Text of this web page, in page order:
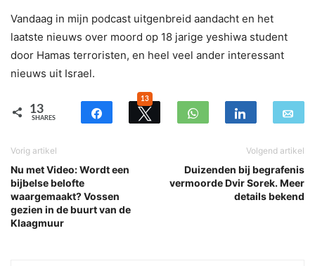
Vandaag in mijn podcast uitgenbreid aandacht en het
laatste nieuws over moord op 18 jarige yeshiwa student
door Hamas terroristen, en heel veel ander interessant
nieuws uit Israel.
13
SHARES
13
Vorig artikel
Nu met Video: Wordt een
bijbelse belofte
waargemaakt? Vossen
gezien in de buurt van de
Klaagmuur
Volgend artikel
Duizenden bij begrafenis
vermoorde Dvir Sorek. Meer
details bekend